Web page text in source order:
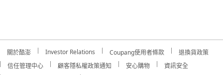
關於酷澎 Investor Relations Coupang使用者條款
退換貨政策
信任管理中心
顧客隱私權政策通知 安心購物 資訊安全